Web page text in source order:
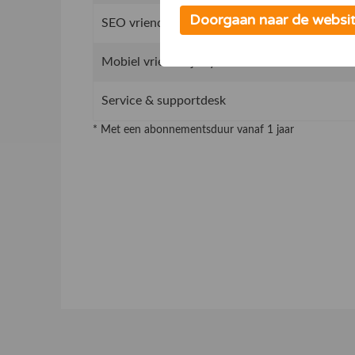
SEO vriendelijk concept, beter vindbaar in
Mobiel vriendelijk systeem
Service & supportdesk
* Met een abonnementsduur vanaf 1 jaar
Doorgaan naar de